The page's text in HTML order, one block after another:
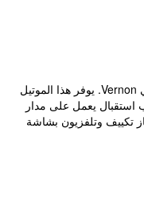
يوفر مكان إقامة "Green bird Inn" غرفاً في Vernon. يوفر هذا الموتيل
يعمل على مدار
تكييف وتلفزيون بشاشة